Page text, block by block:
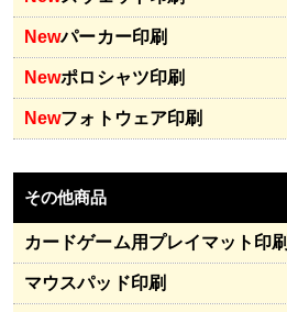
Newパーカー印刷
Newポロシャツ印刷
Newフォトウェア印刷
その他商品
カードゲーム用プレイマット印刷
マウスパッド印刷